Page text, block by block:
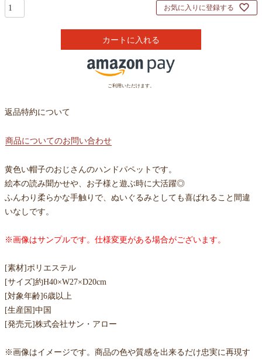
お気に入りに登録する
カートに入れる
ご利用いただけます。
返品特約について
商品についてのお問い合わせ
黄色い帽子のおじさんのハンドパペットです。
絵本の読み聞かせや、お子様と遊ぶ時に大活躍◎
ふんわり柔らかな手触りで、ぬいぐるみとしても喜ばれること間違
いなしです。
※画像はサンプルです。仕様変更がある場合がございます。
[素材]ポリエステル
[サイズ]約H40×W27×D20cm
[対象年齢]6歳以上
[生産国]中国
[発売元]株式会社サン・アロー
※画像はイメージです。商品の色や質感を出来るだけ忠実に再現す